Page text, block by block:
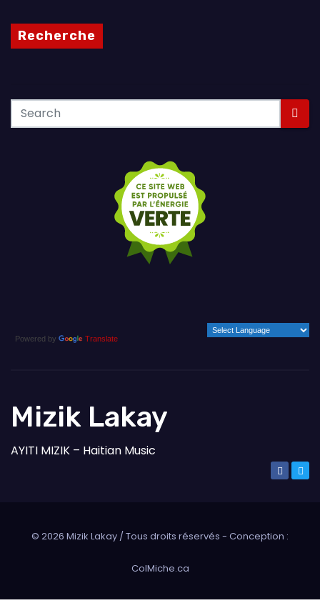
Recherche
Powered by Translate
Mizik Lakay
AYITI MIZIK – Haitian Music
© 2026 Mizik Lakay / Tous droits réservés - Conception :
ColMiche.ca